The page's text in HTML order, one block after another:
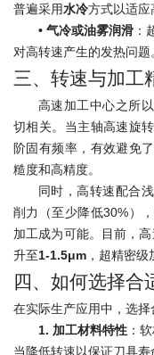
普遍采用水冷方式以适应
• 气冷或油雾润滑 ：
对高转速产生的发热问题
三、转速与加工
高速加工中心之所
切相关。当主轴高速旋
阶固有频率，有效避免
糙度和高精度。
同时，高转速配合
削力（至少降低30%）
加工成为可能。目前，
升至1-1.5μm ，超精密
四、如何选择合
在实际生产应用中，选择
1. 加工材料特性 ：
当降低转速以保证刀具寿